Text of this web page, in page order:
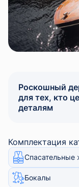
Роскошный
для тех, кто
деталям
Комплектация
Спасательные
Бокалы